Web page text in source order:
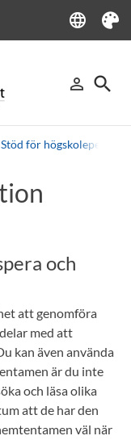
language
Language
Tema
person_outline
Logga in
search
Sök
Stöd för
och
att genomföra
med att
kan även använda
är du inte
och läsa olika
att de har den
väl när